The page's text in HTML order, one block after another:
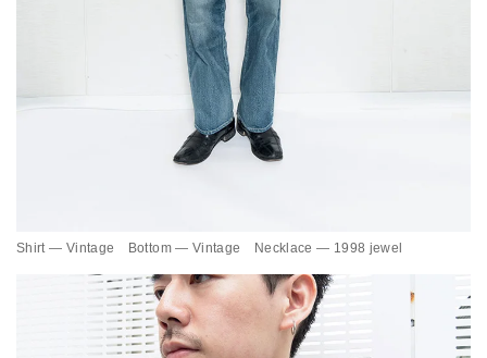
Shirt — Vintage Bottom — Vintage Necklace — 1998 jewel